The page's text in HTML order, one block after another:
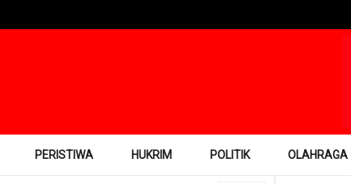
PERISTIWA HUKRIM POLITIK OLAHRAGA